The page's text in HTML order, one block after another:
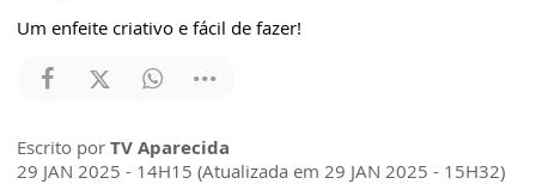
Um enfeite criativo e fácil de fazer!
Escrito por TV Aparecida
29 JAN 2025 - 14H15 (Atualizada em 29 JAN 2025 - 15H32)